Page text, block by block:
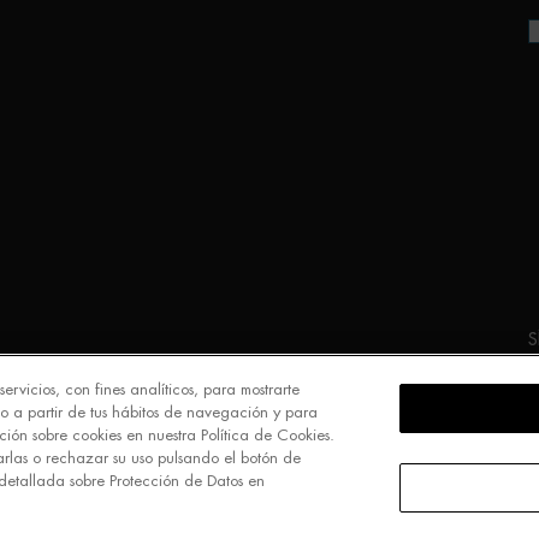
con fines analíticos, para mostrarte
a partir de tus hábitos de navegación y para
sobre cookies en nuestra Política de Cookies.
o rechazar su uso pulsando el botón de
sobre Protección de Datos en